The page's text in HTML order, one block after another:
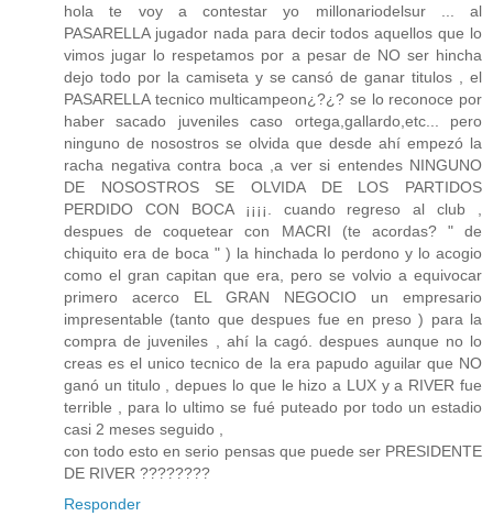
hola te voy a contestar yo millonariodelsur ... al
PASARELLA jugador nada para decir todos aquellos que lo
vimos jugar lo respetamos por a pesar de NO ser hincha
dejo todo por la camiseta y se cansó de ganar titulos , el
PASARELLA tecnico multicampeon¿?¿? se lo reconoce por
haber sacado juveniles caso ortega,gallardo,etc... pero
ninguno de nosostros se olvida que desde ahí empezó la
racha negativa contra boca ,a ver si entendes NINGUNO
DE NOSOSTROS SE OLVIDA DE LOS PARTIDOS
PERDIDO CON BOCA ¡¡¡¡. cuando regreso al club ,
despues de coquetear con MACRI (te acordas? " de
chiquito era de boca " ) la hinchada lo perdono y lo acogio
como el gran capitan que era, pero se volvio a equivocar
primero acerco EL GRAN NEGOCIO un empresario
impresentable (tanto que despues fue en preso ) para la
compra de juveniles , ahí la cagó. despues aunque no lo
creas es el unico tecnico de la era papudo aguilar que NO
ganó un titulo , depues lo que le hizo a LUX y a RIVER fue
terrible , para lo ultimo se fué puteado por todo un estadio
casi 2 meses seguido ,
con todo esto en serio pensas que puede ser PRESIDENTE
DE RIVER ????????
Responder